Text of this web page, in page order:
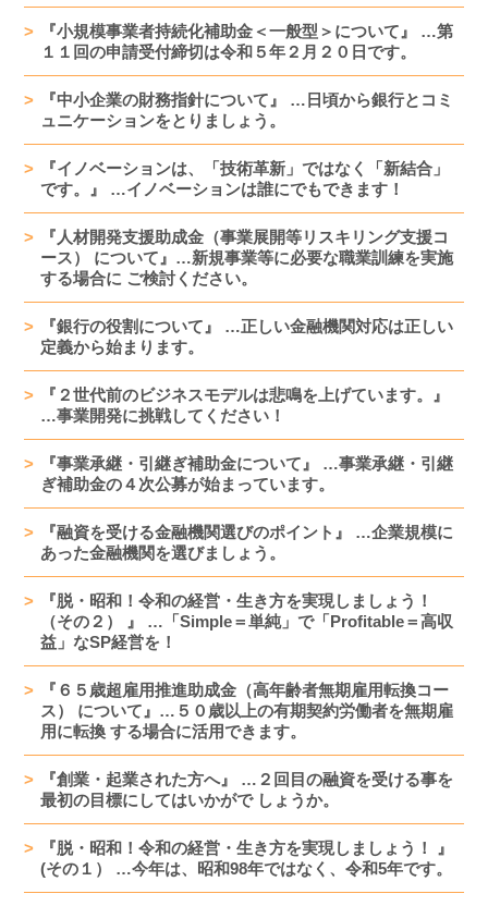
『小規模事業者持続化補助金＜一般型＞について』 …第
１１回の申請受付締切は令和５年２月２０日です。
『中小企業の財務指針について』 …日頃から銀行とコミ
ュニケーションをとりましょう。
『イノベーションは、「技術革新」ではなく「新結合」
です。』 …イノベーションは誰にでもできます！
『人材開発支援助成金（事業展開等リスキリング支援コ
ース） について』…新規事業等に必要な職業訓練を実施
する場合に ご検討ください。
『銀行の役割について』 …正しい金融機関対応は正しい
定義から始まります。
『２世代前のビジネスモデルは悲鳴を上げています。』
…事業開発に挑戦してください！
『事業承継・引継ぎ補助金について』 …事業承継・引継
ぎ補助金の４次公募が始まっています。
『融資を受ける金融機関選びのポイント』 …企業規模に
あった金融機関を選びましょう。
『脱・昭和！令和の経営・生き方を実現しましょう！
（その２） 』 …「Simple＝単純」で「Profitable＝高収
益」なSP経営を！
『６５歳超雇用推進助成金（高年齢者無期雇用転換コー
ス） について』…５０歳以上の有期契約労働者を無期雇
用に転換 する場合に活用できます。
『創業・起業された方へ』 …２回目の融資を受ける事を
最初の目標にしてはいかがで しょうか。
『脱・昭和！令和の経営・生き方を実現しましょう！ 』
(その１） …今年は、昭和98年ではなく、令和5年です。